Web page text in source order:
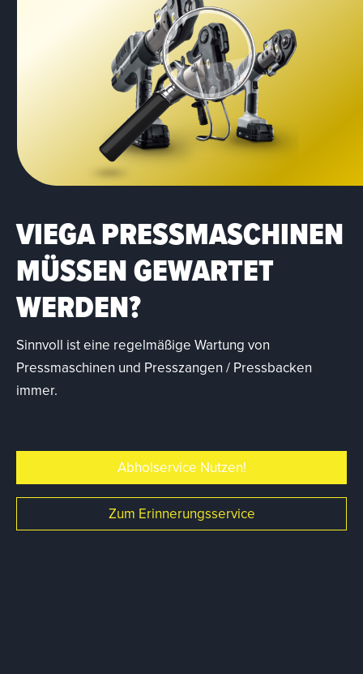
VIEGA PRESSMASCHINEN
MÜSSEN GEWARTET
WERDEN?
Sinnvoll ist eine regelmäßige Wartung von
Pressmaschinen und Presszangen / Pressbacken
immer.
Abholservice Nutzen!
Zum Erinnerungsservice